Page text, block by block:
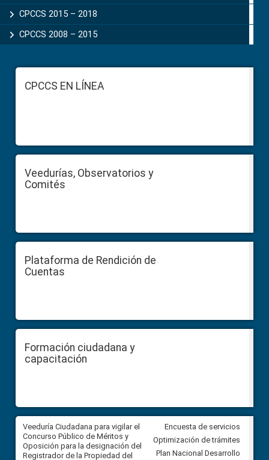
CPCCS 2015 – 2018
CPCCS 2008 – 2015
FooterCPCCS EN LÍNEA
Veedurías, Observatorios y
Comités
Plataforma de Rendición de
Cuentas
Formación ciudadana y
capacitación
Veeduría Ciudadana para vigilar el
Concurso Público de Méritos y
Oposición para la designación del
Registrador de la Propiedad del
Veeduría Ciudadana para
construcción del asfaltado de
Ballenita del cantón Santa
Encuesta de servicios
Optimización de trámites
Plan Nacional Desarrollo